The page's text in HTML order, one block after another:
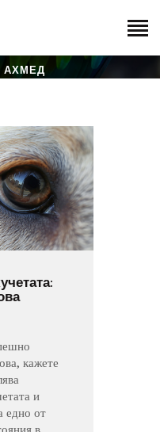
АХМЕД
кажете
и
едно от